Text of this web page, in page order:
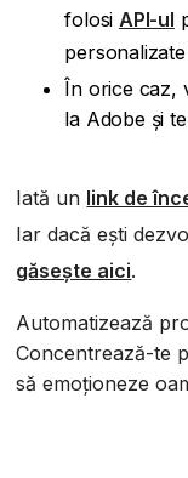
folosiAPI-ul
În orice caz,
la Adobe și
Iată un link de
Iar dacă ești
găsește aici.
Automatizează
Concentrează-te
să emoționeze